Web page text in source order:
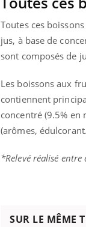
Toutes ces
jus, à base de
sont composés de
Les boissons aux
contiennent
concentré (9.5% en
(arômes,
*Relevé réalisé
SUR LE MÊME